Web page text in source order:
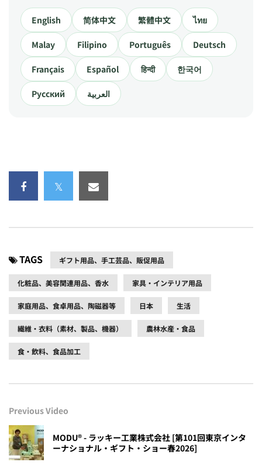
English 简体中文 繁體中文 ไทย
Malay Filipino Português Deutsch
Français Español हिन्दी 한국어
Русский العربية
TAGS ギフト用品、手工芸品、販促用品
化粧品、美容関連用品、香水 家具・インテリア用品
家庭用品、食卓用品、陶磁器等 日本 生活
繊維・衣料（素材、製品、機器） 農林水産・食品
食・飲料、食品加工
Previous Video
MODU® - ラッキー工業株式会社 [第101回東京インタ
ーナショナル・ギフト・ショー春2026]